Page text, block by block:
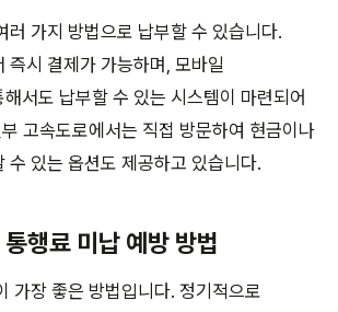
러 가지 방법으로 납부할 수 있습니다.
즉시 결제가 가능하며, 모바일
서도 납부할 수 있는 시스템이 마련되어
고속도로에서는 직접 방문하여 현금이나
수 있는 옵션도 제공하고 있습니다.
행료 미납 예방 방법
가장 좋은 방법입니다. 정기적으로